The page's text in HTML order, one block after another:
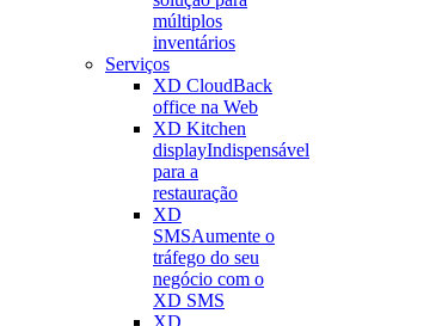
múltiplos
inventários
Serviços
XD CloudBack
office na Web
XD Kitchen
displayIndispensável
para a
restauração
XD
SMSAumente o
tráfego do seu
negócio com o
XD SMS
XD